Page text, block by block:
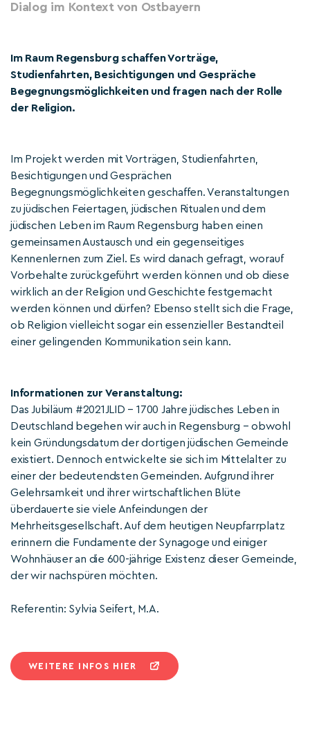
Dialog im Kontext von Ostbayern
Im Raum Regensburg schaffen Vorträge,
Studienfahrten, Besichtigungen und Gespräche
Begegnungsmöglichkeiten und fragen nach der Rolle
der Religion.
Im Projekt werden mit Vorträgen, Studienfahrten,
Besichtigungen und Gesprächen
Begegnungsmöglichkeiten geschaffen. Veranstaltungen
zu jüdischen Feiertagen, jüdischen Ritualen und dem
jüdischen Leben im Raum Regensburg haben einen
gemeinsamen Austausch und ein gegenseitiges
Kennenlernen zum Ziel. Es wird danach gefragt, worauf
Vorbehalte zurückgeführt werden können und ob diese
wirklich an der Religion und Geschichte festgemacht
werden können und dürfen? Ebenso stellt sich die Frage,
ob Religion vielleicht sogar ein essenzieller Bestandteil
einer gelingenden Kommunikation sein kann.
Informationen zur Veranstaltung:
Das Jubiläum #2021JLID – 1700 Jahre jüdisches Leben in
Deutschland begehen wir auch in Regensburg – obwohl
kein Gründungsdatum der dortigen jüdischen Gemeinde
existiert. Dennoch entwickelte sie sich im Mittelalter zu
einer der bedeutendsten Gemeinden. Aufgrund ihrer
Gelehrsamkeit und ihrer wirtschaftlichen Blüte
überdauerte sie viele Anfeindungen der
Mehrheitsgesellschaft. Auf dem heutigen Neupfarrplatz
erinnern die Fundamente der Synagoge und einiger
Wohnhäuser an die 600-jährige Existenz dieser Gemeinde,
der wir nachspüren möchten.
Referentin: Sylvia Seifert, M.A.
WEITERE INFOS HIER